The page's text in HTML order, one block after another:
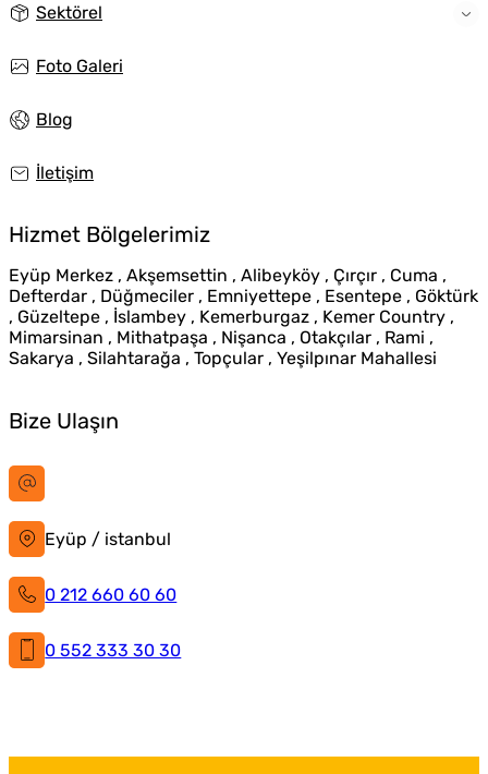
Sektörel
Foto Galeri
Blog
İletişim
Hizmet Bölgelerimiz
Eyüp Merkez , Akşemsettin , Alibeyköy , Çırçır , Cuma ,
Defterdar , Düğmeciler , Emniyettepe , Esentepe , Göktürk
, Güzeltepe , İslambey , Kemerburgaz , Kemer Country ,
Mimarsinan , Mithatpaşa , Nişanca , Otakçılar , Rami ,
Sakarya , Silahtarağa , Topçular , Yeşilpınar Mahallesi
Bize Ulaşın
Eyüp / istanbul
0 212 660 60 60
0 552 333 30 30